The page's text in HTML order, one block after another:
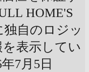
HOME'S
自のロジッ
表示してい
7月5日